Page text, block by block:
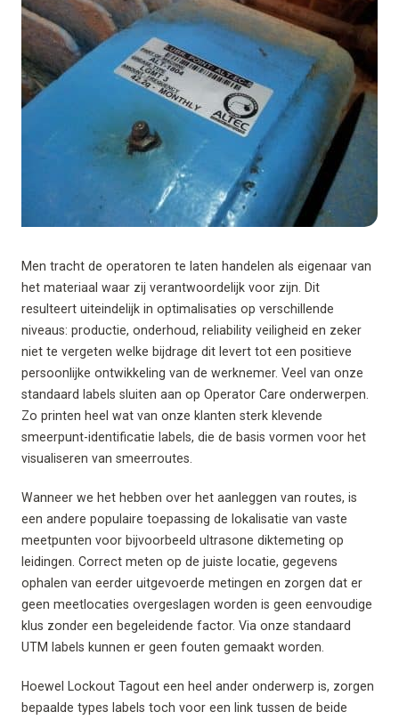
Men tracht de operatoren te laten handelen als eigenaar van
het materiaal waar zij verantwoordelijk voor zijn. Dit
resulteert uiteindelijk in optimalisaties op verschillende
niveaus: productie, onderhoud, reliability veiligheid en zeker
niet te vergeten welke bijdrage dit levert tot een positieve
persoonlijke ontwikkeling van de werknemer. Veel van onze
standaard labels sluiten aan op Operator Care onderwerpen.
Zo printen heel wat van onze klanten sterk klevende
smeerpunt-identificatie labels, die de basis vormen voor het
visualiseren van smeerroutes.
Wanneer we het hebben over het aanleggen van routes, is
een andere populaire toepassing de lokalisatie van vaste
meetpunten voor bijvoorbeeld ultrasone diktemeting op
leidingen. Correct meten op de juiste locatie, gegevens
ophalen van eerder uitgevoerde metingen en zorgen dat er
geen meetlocaties overgeslagen worden is geen eenvoudige
klus zonder een begeleidende factor. Via onze standaard
UTM labels kunnen er geen fouten gemaakt worden.
Hoewel Lockout Tagout een heel ander onderwerp is, zorgen
bepaalde types labels toch voor een link tussen de beide